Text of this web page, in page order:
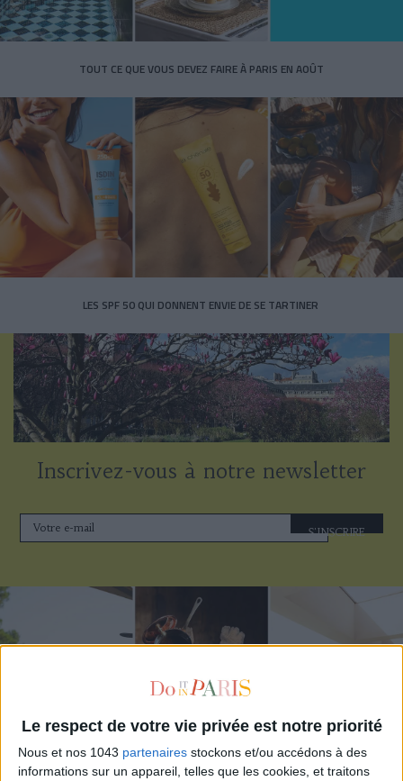
Le respect de votre vie privée est notre priorité
Nous et nos 1043 partenaires stockons et/ou accédons à des
informations sur un appareil, telles que les cookies, et traitons
TOUT CE QUE VOUS DEVEZ FAIRE À PARIS EN AOÛT
LES SPF 50 QUI DONNENT ENVIE DE SE TARTINER
Inscrivez-vous à notre newsletter
S'INSCRIRE